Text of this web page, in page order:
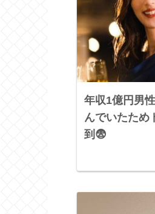
年収1億円男
んでいたため
到😨